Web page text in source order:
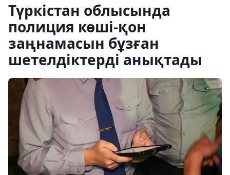
Түркістан облысында
полиция көші-қон
заңнамасын бұзған
шетелдіктерді анықтады